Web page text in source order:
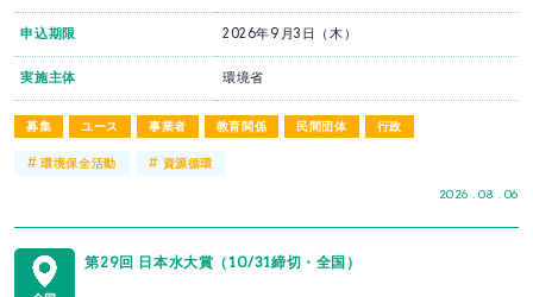
募集 ユース 事業者 教育関係 民間団体 行政
2026 . 08 . 06
申込期限 2026年9月3日（木）
実施主体 環境省
#環境保全活動 # 資源循環
第29回 日本水大賞（10/31締切・全国）